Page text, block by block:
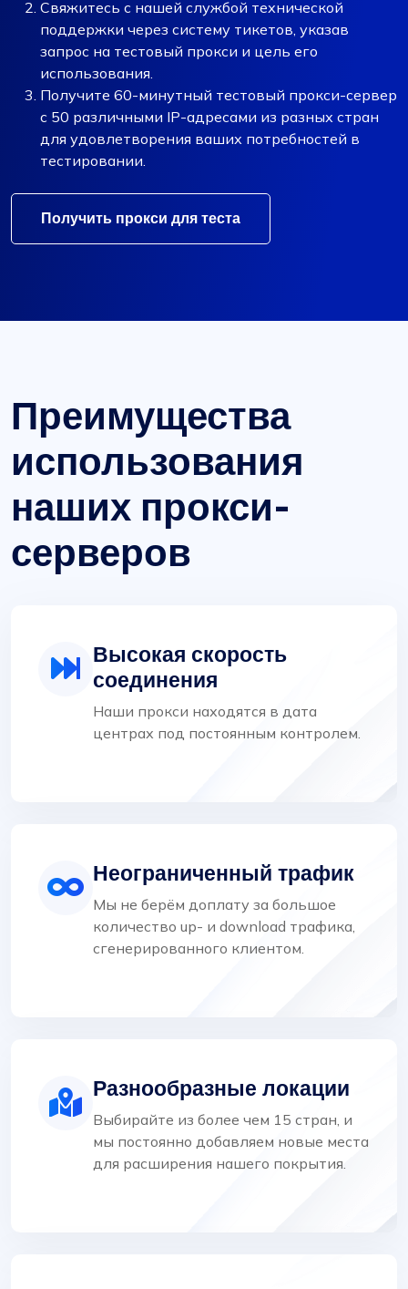
Свяжитесь с нашей службой технической
поддержки через систему тикетов, указав
запрос на тестовый прокси и цель его
использования.
Получите 60-минутный тестовый прокси-сервер
с 50 различными IP-адресами из разных стран
для удовлетворения ваших потребностей в
тестировании.
Получить прокси для теста
Преимущества
использования
наших прокси-
серверов
Высокая скорость
соединения
Наши прокси находятся в дата
центрах под постоянным контролем.
Неограниченный трафик
Мы не берём доплату за большое
количество up- и download трафика,
сгенерированного клиентом.
Разнообразные локации
Выбирайте из более чем 15 стран, и
мы постоянно добавляем новые места
для расширения нашего покрытия.